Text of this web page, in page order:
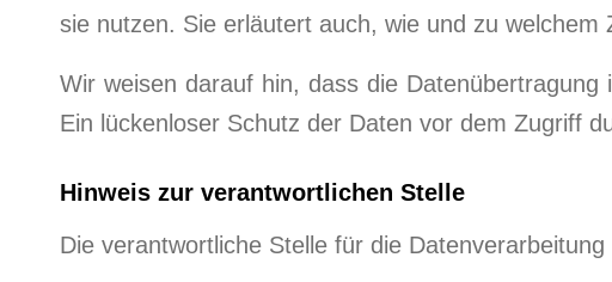
sie nutzen. Sie erläutert auch, wie und zu welchem
Wir weisen darauf hin, dass die
Ein lückenloser Schutz der Daten vor dem Zugriff
Hinweis zur verantwortlichen Stelle
Die verantwortliche Stelle für die